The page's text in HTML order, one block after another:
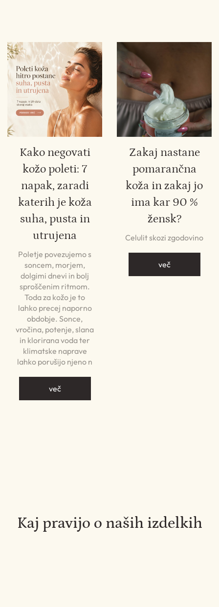
Kako negovati
kožo poleti: 7
napak, zaradi
katerih je koža
suha, pusta in
utrujena
Poletje povezujemo s
soncem, morjem,
dolgimi dnevi in bolj
sproščenim ritmom.
Toda za kožo je to
lahko precej naporno
obdobje. Sonce,
vročina, potenje, slana
in klorirana voda ter
klimatske naprave
lahko porušijo njeno n
več
Zakaj nastane
pomarančna
koža in zakaj jo
ima kar 90 %
žensk?
Celulit skozi zgodovino
več
Kaj pravijo o naših izdelkih